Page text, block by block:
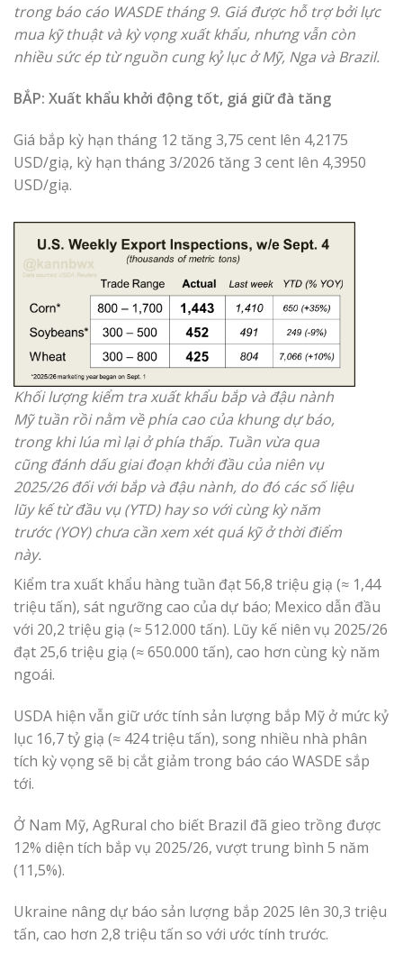
trong báo cáo WASDE tháng 9. Giá được hỗ trợ bởi lực
mua kỹ thuật và kỳ vọng xuất khẩu, nhưng vẫn còn
nhiều sức ép từ nguồn cung kỷ lục ở Mỹ, Nga và Brazil.
BẮP: Xuất khẩu khởi động tốt, giá giữ đà tăng
Giá bắp kỳ hạn tháng 12 tăng 3,75 cent lên 4,2175
USD/giạ, kỳ hạn tháng 3/2026 tăng 3 cent lên 4,3950
USD/giạ.
Khối lượng kiểm tra xuất khẩu bắp và đậu nành
Mỹ tuần rồi nằm về phía cao của khung dự báo,
trong khi lúa mì lại ở phía thấp. Tuần vừa qua
cũng đánh dấu giai đoạn khởi đầu của niên vụ
2025/26 đối với bắp và đậu nành, do đó các số liệu
lũy kế từ đầu vụ (YTD) hay so với cùng kỳ năm
trước (YOY) chưa cần xem xét quá kỹ ở thời điểm
này.
Kiểm tra xuất khẩu hàng tuần đạt 56,8 triệu giạ (≈ 1,44
triệu tấn), sát ngưỡng cao của dự báo; Mexico dẫn đầu
với 20,2 triệu giạ (≈ 512.000 tấn). Lũy kế niên vụ 2025/26
đạt 25,6 triệu giạ (≈ 650.000 tấn), cao hơn cùng kỳ năm
ngoái.
USDA hiện vẫn giữ ước tính sản lượng bắp Mỹ ở mức kỷ
lục 16,7 tỷ giạ (≈ 424 triệu tấn), song nhiều nhà phân
tích kỳ vọng sẽ bị cắt giảm trong báo cáo WASDE sắp
tới.
Ở Nam Mỹ, AgRural cho biết Brazil đã gieo trồng được
12% diện tích bắp vụ 2025/26, vượt trung bình 5 năm
(11,5%).
Ukraine nâng dự báo sản lượng bắp 2025 lên 30,3 triệu
tấn, cao hơn 2,8 triệu tấn so với ước tính trước.